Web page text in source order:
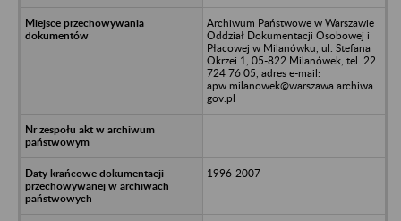
Archiwum Państwowe w Warszawie
Oddział Dokumentacji Osobowej i
Płacowej w Milanówku, ul. Stefana
Okrzei 1, 05-822 Milanówek, tel. 22
724 76 05, adres e-mail:
apw.milanowek@warszawa.archiwa.
gov.pl
1996-2007